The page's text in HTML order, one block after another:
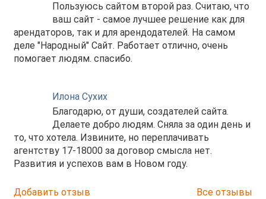
Пользуюсь сайтом второй раз. Считаю, что
ваш сайт - самое лучшее решение как для
арендаторов, так и для арендодателей. На самом
деле "Народный" Сайт. Работает отлично, очень
помогает людям. спасибо.
Илона Сухих
Благодарю, от души, создателей сайта.
Делаете добро людям. Сняла за один день и
то, что хотела. Извините, но переплачивать
агентству 17-18000 за договор смысла нет.
Развития и успехов вам в Новом году.
Добавить отзыв Все отзывы